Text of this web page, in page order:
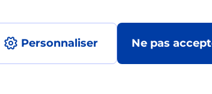
Personnaliser Ne pas
posées